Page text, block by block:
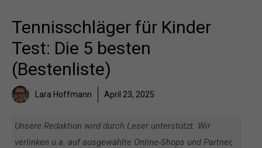
Tennisschläger für Kinder
Test: Die 5 besten
(Bestenliste)
Lara Hoffmann April 23, 2025
Unsere Redaktion wird durch Leser unterstützt. Wir
verlinken u.a. auf ausgewählte Online-Shops und Partner,